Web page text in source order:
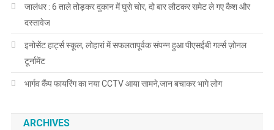
जालंधर : 6 ताले तोड़कर दुकान में घुसे चोर, दो बार लौटकर समेट ले गए कैश और
दस्तावेज
इनोसेंट हार्ट्स स्कूल, लोहारां में सफलतापूर्वक संपन्न हुआ पीएसईबी गर्ल्स ज़ोनल
टूर्नामेंट
भार्गव कैंप फायरिंग का नया CCTV आया सामने,जान बचाकर भागे लोग
ARCHIVES